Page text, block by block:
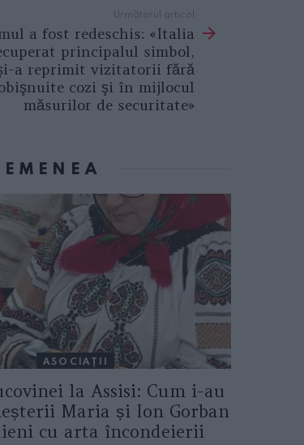
Următorul articol
a fost redeschis: «Italia
principalul simbol,
a reprimit vizitatorii fără
cozi şi în mijlocul
măsurilor de securitate»
ASOCIAŢII
la Assisi: Cum i-au
Maria și Ion Gorban
cu arta încondeierii